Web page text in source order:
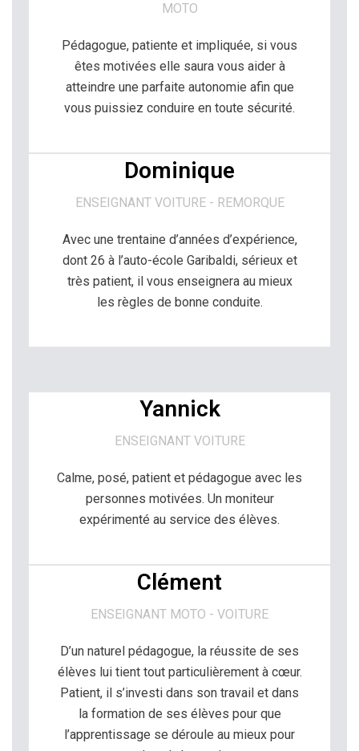
MOTO
Pédagogue, patiente et impliquée, si vous
êtes motivées elle saura vous aider à
atteindre une parfaite autonomie afin que
vous puissiez conduire en toute sécurité.
Dominique
ENSEIGNANT VOITURE - REMORQUE
Avec une trentaine d’années d’expérience,
dont 26 à l’auto-école Garibaldi, sérieux et
très patient, il vous enseignera au mieux
les règles de bonne conduite.
Yannick
ENSEIGNANT VOITURE
Calme, posé, patient et pédagogue avec les
personnes motivées. Un moniteur
expérimenté au service des élèves.
Clément
ENSEIGNANT MOTO - VOITURE
D’un naturel pédagogue, la réussite de ses
élèves lui tient tout particulièrement à cœur.
Patient, il s’investi dans son travail et dans
la formation de ses élèves pour que
l’apprentissage se déroule au mieux pour